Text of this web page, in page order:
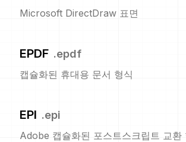
Microsoft DirectDraw 표면
EPDF .epdf
캡슐화된 휴대용 문서 형식
EPI .epi
Adobe 캡슐화된 포스트스크립트 교환